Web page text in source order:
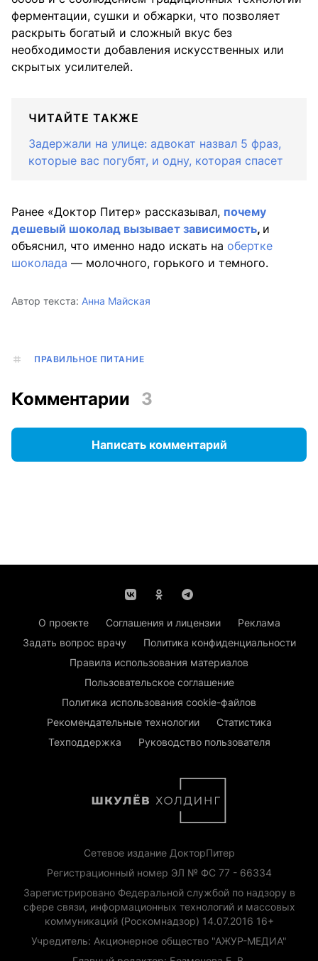
ферментации, сушки и обжарки, что позволяет
раскрыть богатый и сложный вкус без
необходимости добавления искусственных или
скрытых усилителей.
ЧИТАЙТЕ ТАКЖЕ
Задержали на улице: адвокат назвал 5 фраз,
которые вас погубят, и одну, которая спасет
Ранее «Доктор Питер» рассказывал, почему
дешевый шоколад вызывает зависимость, и
объяснил, что именно надо искать на обертке
шоколада — молочного, горького и темного.
Автор текста: Анна Майская
ПРАВИЛЬНОЕ ПИТАНИЕ
Комментарии 3
Написать комментарий
О проекте Соглашения и лицензии
Реклама
Задать вопрос врачу
Политика конфиденциальности
Правила использования материалов
Пользовательское соглашение
Политика использования cookie-файлов
Рекомендательные технологии
Статистика
Техподдержка
Руководство пользователя
Сетевое издание ДокторПитер
Регистрационный номер ЭЛ № ФС 77 - 66334
Зарегистрировано Федеральной службой по надзору в
сфере связи, информационных технологий и массовых
коммуникаций (Роскомнадзор) 14.07.2016 16+
Учредитель: Акционерное общество "АЖУР-МЕДИА"